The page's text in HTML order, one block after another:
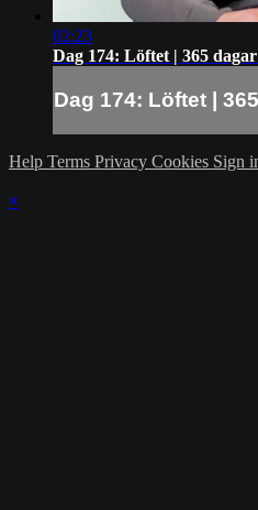
02:23
Dag 174: Löftet | 365 dagar
Dag 174: Löftet |
Help Terms Privacy Cookies Sign
×